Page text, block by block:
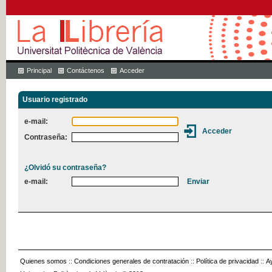
Principal Contáctenos Acceder
Usuario registrado
e-mail:
Contraseña:
¿Olvidó su contraseña?
e-mail:
Quienes somos :: Condiciones generales de contratación :: Política de privacidad ::